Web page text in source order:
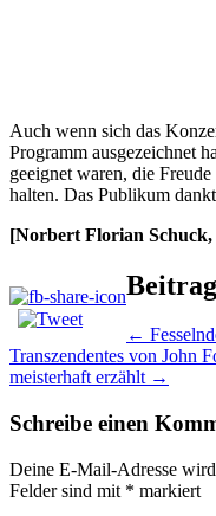
Auch wenn sich das
Programm ausgezeichnet
geeignet waren, die
halten. Das Publikum
[Norbert Florian Schuck,
←
Transzendentes von John
meisterhaft erzählt →
Schreibe einen
Deine E-Mail-Adresse
Felder sind mit * markiert